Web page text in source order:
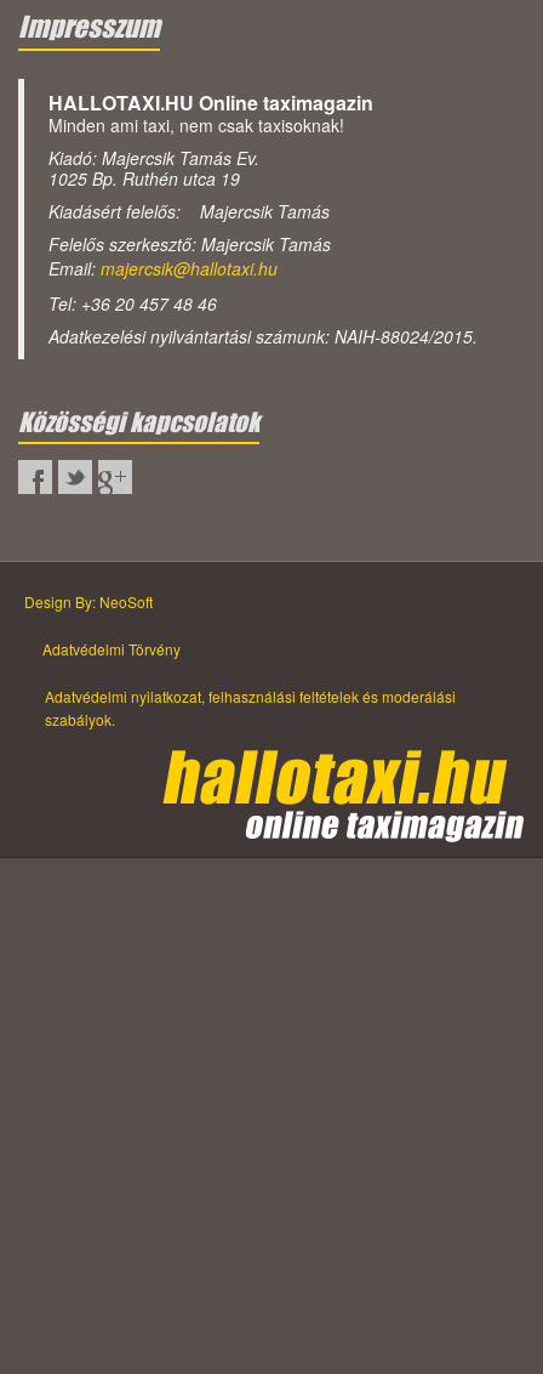
Impresszum
HALLOTAXI.HU Online taximagazin
Minden ami taxi, nem csak taxisoknak!
Kiadó: Majercsik Tamás Ev.
1025 Bp. Ruthén utca 19
Kiadásért felelős: Majercsik Tamás
Felelős szerkesztő: Majercsik Tamás
Email: majercsik@hallotaxi.hu
Tel: +36 20 457 48 46
Adatkezelési nyilvántartási számunk: NAIH-88024/2015.
Közösségi kapcsolatok
Design By: NeoSoft
Adatvédelmi Törvény
Adatvédelmi nyilatkozat, felhasználási feltételek és moderálási
szabályok.